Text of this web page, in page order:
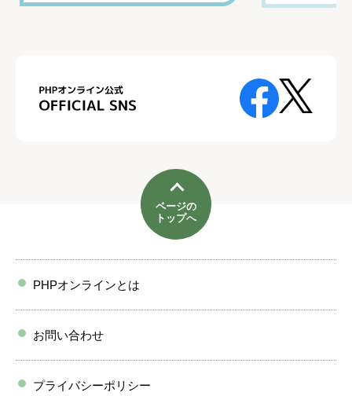
ページの
トップへ
PHPオンラインとは
お問い合わせ
プライバシーポリシー